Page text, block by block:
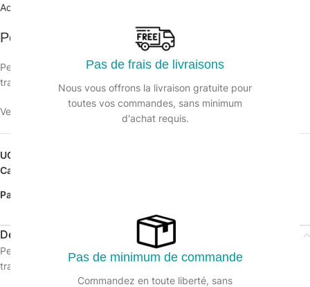
Pas de frais de livraisons
Nous vous offrons la livraison gratuite pour
toutes vos commandes, sans minimum
d'achat requis.
Pas de minimum de commande
Commandez en toute liberté, sans
Accueil
Pelle métal laqué
Pelle à main galvanisée, robuste, elle permet le ramassage et le
transport des déchets lourds et salissants.
Veuillez vous connecter pour voir les prix.
UGS :
Catégorie :
Partager:
Description
Pelle à main galvanisée, robuste, elle permet le ramassage et le
transport des déchets lourds et salissants.